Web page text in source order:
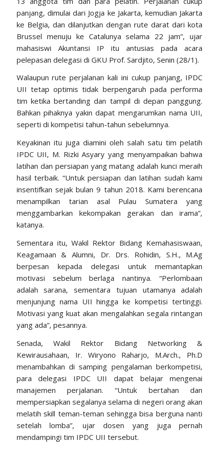
panjang, dimulai dari Jogja ke Jakarta, kemudian Jakarta
ke Belgia, dan dilanjutkan dengan rute darat dari kota
Brussel menuju ke Catalunya selama 22 jam”, ujar
mahasiswi Akuntansi IP itu antusias pada acara
pelepasan delegasi di GKU Prof. Sardjito, Senin (28/1).
Walaupun rute perjalanan kali ini cukup panjang, IPDC
UII tetap optimis tidak berpengaruh pada performa
tim ketika bertanding dan tampil di depan panggung.
Bahkan pihaknya yakin dapat mengarumkan nama UII,
seperti di kompetisi tahun-tahun sebelumnya.
Keyakinan itu juga diamini oleh salah satu tim pelatih
IPDC UII, M. Rizki Asyary yang menyampaikan bahwa
latihan dan persiapan yang matang adalah kunci meraih
hasil terbaik. “Untuk persiapan dan latihan sudah kami
insentifkan sejak bulan 9 tahun 2018. Kami berencana
menampilkan tarian asal Pulau Sumatera yang
menggambarkan kekompakan gerakan dan irama”,
katanya.
Sementara itu, Wakil Rektor Bidang Kemahasiswaan,
Keagamaan & Alumni, Dr. Drs. Rohidin, S.H., M.Ag
berpesan kepada delegasi untuk memantapkan
motivasi sebelum berlaga nantinya. “Perlombaan
adalah sarana, sementara tujuan utamanya adalah
menjunjung nama UII hingga ke kompetisi tertinggi.
Motivasi yang kuat akan mengalahkan segala rintangan
yang ada”, pesannya.
Senada, Wakil Rektor Bidang Networking &
Kewirausahaan, Ir. Wiryono Raharjo, M.Arch., Ph.D
menambahkan di samping pengalaman berkompetisi,
para delegasi IPDC UII dapat belajar mengenai
manajemen perjalanan. “Untuk bertahan dan
mempersiapkan segalanya selama di negeri orang akan
melatih skill teman-teman sehingga bisa berguna nanti
setelah lomba”, ujar dosen yang juga pernah
mendampingi tim IPDC UII tersebut.